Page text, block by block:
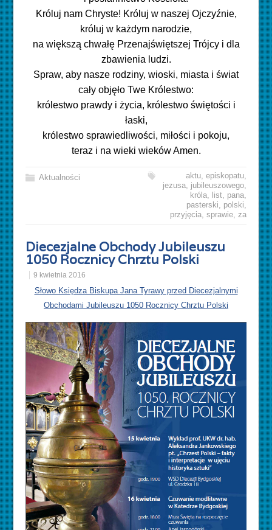
Króluj nam Chryste! Króluj w naszej Ojczyźnie,
króluj w każdym narodzie,
na większą chwałę Przenajświętszej Trójcy i dla
zbawienia ludzi.
Spraw, aby nasze rodziny, wioski, miasta i świat
cały objęło Twe Królestwo:
królestwo prawdy i życia, królestwo świętości i
łaski,
królestwo sprawiedliwości, miłości i pokoju,
teraz i na wieki wieków Amen.
Aktualności aktu, episkopatu,
jezusa, jubileuszowego,
króla, list, pana,
pasterski, polski,
przyjęcia, sprawie, za
Diecezjalne Obchody Jubileuszu
1050 Rocznicy Chrztu Polski
9 kwietnia 2016
Słowo Księdza Biskupa Jana Tyrawy przed Diecezjalnymi
Obchodami Jubileuszu 1050 Rocznicy Chrztu Polski